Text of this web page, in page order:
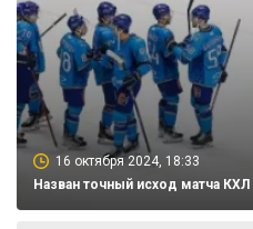
16 октября 2024, 18:33
Назван точный исход матча